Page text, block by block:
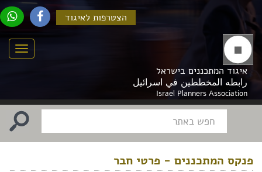
הצטרפות לאיגוד
איגוד המתכננים בישראל
رابطه المخططين في اسرائيل
Israel Planners Association
פנקס המתכננים - פרטי חבר